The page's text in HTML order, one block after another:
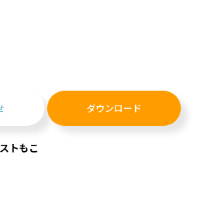
トもこ
ダウンロード